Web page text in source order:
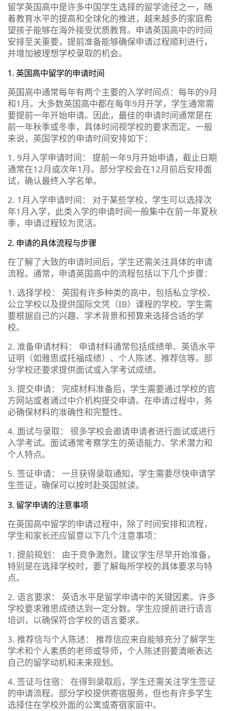
留学英国高中是许多中国学生选择的留学途径之一，随
着教育水平的提高和全球化的推进，越来越多的家庭希
望孩子能够在海外接受优质教育。申请英国高中的时间
安排至关重要，提前准备能够确保申请过程顺利进行，
并增加被理想学校录取的机会。
1. 英国高中留学的申请时间
英国高中通常每年有两个主要的入学时间点：每年的9月
和1月。大多数英国高中都在每年9月开学，学生通常需
要提前一年开始申请。因此，最佳的申请时间通常是在
前一年秋季或冬季，具体时间视学校的要求而定。一般
来说，英国学校的申请时间安排如下：
1. 9月入学申请时间： 提前一年9月开始申请，截止日期
通常在12月或次年1月。部分学校会在12月前后安排面
试，确认最终入学名单。
2. 1月入学申请时间： 对于某些学校，学生可以选择次
年1月入学，此类入学的申请时间一般集中在前一年夏秋
季，申请过程较为灵活。
2. 申请的具体流程与步骤
在了解了大致的申请时间后，学生还需关注具体的申请
流程。通常，申请英国高中的流程包括以下几个步骤：
1. 选择学校： 英国有许多种类的高中，包括私立学校、
公立学校以及提供国际文凭（IB）课程的学校。学生需
要根据自己的兴趣、学术背景和预算来选择合适的学
校。
2. 准备申请材料： 申请材料通常包括成绩单、英语水平
证明（如雅思或托福成绩）、个人陈述、推荐信等。部
分学校还要求提供面试或入学考试成绩。
3. 提交申请： 完成材料准备后，学生需要通过学校的官
方网站或者通过中介机构提交申请。在申请过程中，务
必确保材料的准确性和完整性。
4. 面试与录取： 很多学校会邀请申请者进行面试或进行
入学考试。面试通常考察学生的英语能力、学术潜力和
个人特点。
5. 签证申请： 一旦获得录取通知，学生需要尽快申请学
生签证，确保可以按时赴英国就读。
3. 留学申请的注意事项
在英国高中留学的申请过程中，除了时间安排和流程，
学生和家长还应留意以下几个注意事项：
1. 提前规划： 由于竞争激烈，建议学生尽早开始准备，
特别是在选择学校时，要了解每所学校的具体要求与特
点。
2. 语言要求： 英语水平是留学申请中的关键因素。许多
学校要求雅思成绩达到一定分数。学生应提前进行语言
培训，以确保符合学校的语言要求。
3. 推荐信与个人陈述： 推荐信应来自能够充分了解学生
学术和个人素质的老师或导师，个人陈述则要清晰表达
自己的留学动机和未来规划。
4. 签证与住宿： 在得到录取后，学生还需关注学生签证
的申请流程。部分学校提供寄宿服务，但也有许多学生
选择住在学校外面的公寓或寄宿家庭中。